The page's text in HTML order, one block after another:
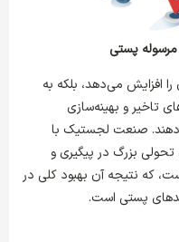
پستی
افزایش می‌دهد، بلکه به
تاخیر و بهینه‌سازی
دهند. صنعت لجستیک با
تحولی بزرگ در پیگیری و
که نتیجه آن بهبود کلی در
پستی است.